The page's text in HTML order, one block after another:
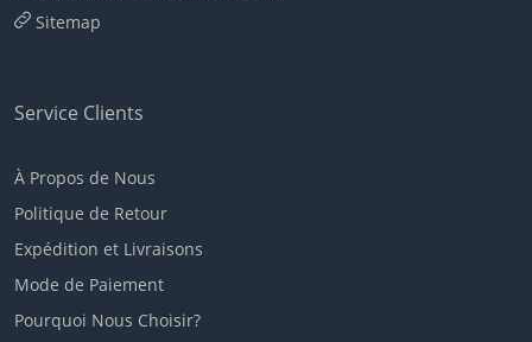
Sitemap
Service Clients
À Propos de Nous
Politique de Retour
Expédition et Livraisons
Mode de Paiement
Pourquoi Nous Choisir?